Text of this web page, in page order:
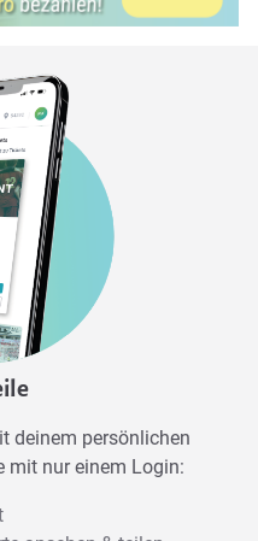
deinem persönlichen
mit nur einem Login: